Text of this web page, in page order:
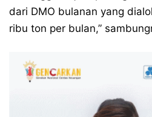
dari DMO bulanan yang
ribu ton per bulan,”